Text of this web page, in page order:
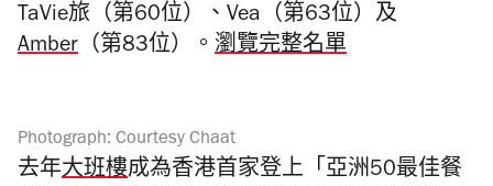
TaVie旅 （第60位）、Vea（第63位）及
Amber （第83位）。 瀏覽完整名單
Photograph: Courtesy Chaat
去年大班樓成為香港首家登上「 亞洲50最佳餐